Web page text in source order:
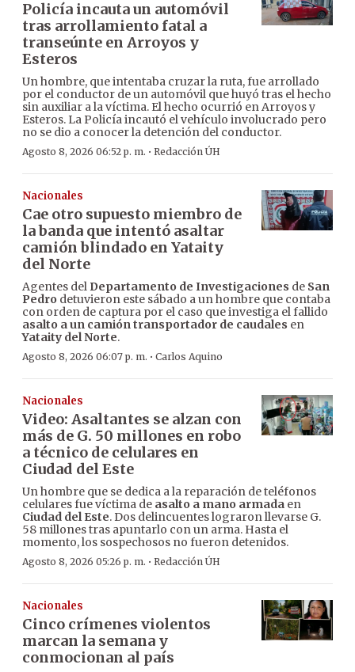
Policía incauta un automóvil
tras arrollamiento fatal a
transeúnte en Arroyos y
Esteros
Un hombre, que intentaba cruzar la ruta, fue arrollado
por el conductor de un automóvil que huyó tras el hecho
sin auxiliar a la víctima. El hecho ocurrió en Arroyos y
Esteros. La Policía incautó el vehículo involucrado pero
no se dio a conocer la detención del conductor.
Agosto 8, 2026 06:52 p. m. · Redacción ÚH
Nacionales
Cae otro supuesto miembro de
la banda que intentó asaltar
camión blindado en Yataity
del Norte
Agentes del Departamento de Investigaciones de San
Pedro detuvieron este sábado a un hombre que contaba
con orden de captura por el caso que investiga el fallido
asalto a un camión transportador de caudales en
Yataity del Norte.
Agosto 8, 2026 06:07 p. m. · Carlos Aquino
Nacionales
Video: Asaltantes se alzan con
más de G. 50 millones en robo
a técnico de celulares en
Ciudad del Este
Un hombre que se dedica a la reparación de teléfonos
celulares fue víctima de asalto a mano armada en
Ciudad del Este. Dos delincuentes lograron llevarse G.
58 millones tras apuntarlo con un arma. Hasta el
momento, los sospechosos no fueron detenidos.
Agosto 8, 2026 05:26 p. m. · Redacción ÚH
Nacionales
Cinco crímenes violentos
marcan la semana y
conmocionan al país